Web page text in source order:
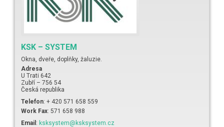
KSK – SYSTEM
Okna, dveře, doplňky, žaluzie.
Adresa
U Trati 642
Zubří – 756 54
Česká republika
Telefon: + 420 571 658 559
Work Fax: 571 658 988
Email : ksksystem@ksksystem.cz